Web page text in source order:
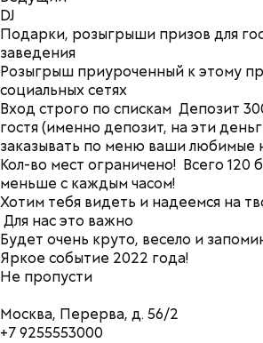
DJ
Подарки, розыгрыши призов для
заведения
Розыгрыш приуроченный к этому
социальных сетях
Вход строго по спискам Депозит
гостя (именно депозит, на эти
заказывать по меню ваши любимые
Кол-во мест ограничено! Всего 120
меньше с каждым часом!
Хотим тебя видеть и надеемся на
Для насэто важно
Будет очень круто, весело и
Яркое событие 2022 года!
Не пропусти
Москва, Перерва, д. 56/2
+7 9255553000